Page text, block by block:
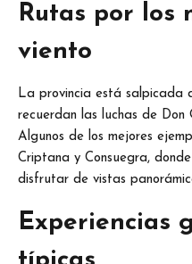
Rutas por los
viento
La provincia está salpicada
recuerdan las luchas de
Algunos de los mejores
Criptana y Consuegra,
disfrutar de vistas
Experiencias